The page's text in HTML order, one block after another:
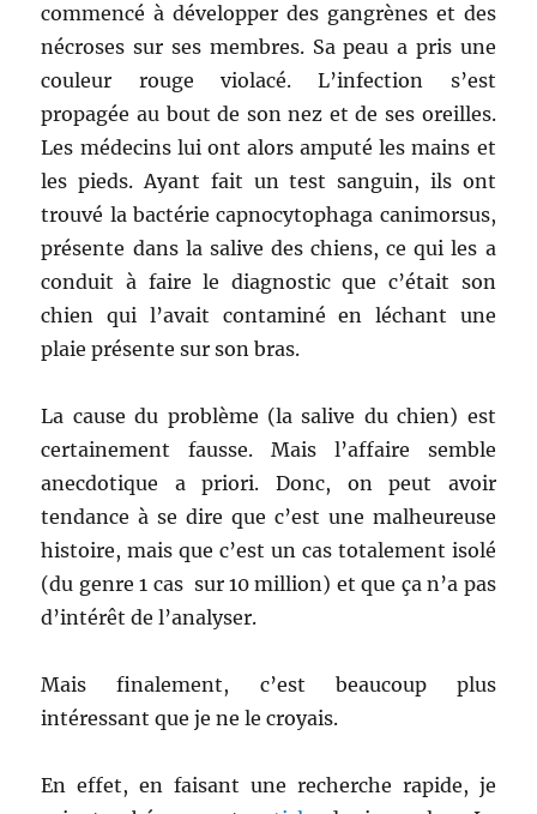
commencé à développer des gangrènes et des
nécroses sur ses membres. Sa peau a pris une
couleur rouge violacé. L’infection s’est
propagée au bout de son nez et de ses oreilles.
Les médecins lui ont alors amputé les mains et
les pieds. Ayant fait un test sanguin, ils ont
trouvé la bactérie capnocytophaga canimorsus,
présente dans la salive des chiens, ce qui les a
conduit à faire le diagnostic que c’était son
chien qui l’avait contaminé en léchant une
plaie présente sur son bras.
La cause du problème (la salive du chien) est
certainement fausse. Mais l’affaire semble
anecdotique a priori. Donc, on peut avoir
tendance à se dire que c’est une malheureuse
histoire, mais que c’est un cas totalement isolé
(du genre 1 cas sur 10 million) et que ça n’a pas
d’intérêt de l’analyser.
Mais finalement, c’est beaucoup plus
intéressant que je ne le croyais.
En effet, en faisant une recherche rapide, je